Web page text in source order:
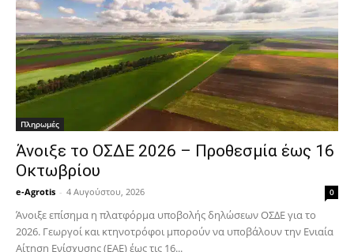
Πληρωμές
Άνοιξε το ΟΣΔΕ 2026 – Προθεσμία έως 16
Οκτωβρίου
e-Agrotis - 4 Αυγούστου, 2026 0
Άνοιξε επίσημα η πλατφόρμα υποβολής δηλώσεων ΟΣΔΕ για το
2026. Γεωργοί και κτηνοτρόφοι μπορούν να υποβάλουν την Ενιαία
Αίτηση Ενίσχυσης (ΕΑΕ) έως τις 16...